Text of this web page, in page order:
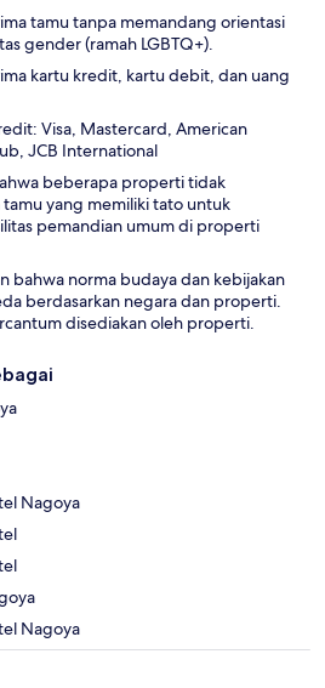
tamu tanpa memandang orientasi
gender (ramah LGBTQ+).
kartu kredit, kartu debit, dan uang
Visa, Mastercard, American
JCB International
beberapa properti tidak
yang memiliki tato untuk
pemandian umum di properti
bahwa norma budaya dan kebijakan
berdasarkan negara dan properti.
disediakan oleh properti.
Nagoya
Nagoya